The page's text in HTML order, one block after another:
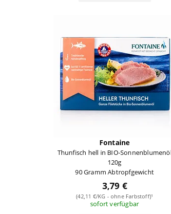
Fontaine
Thunfisch hell in BIO-
120g
90 Gramm Abtropfgewicht
3,79 €
(42,11 €/KG - ohne Farbstoff)¹
sofort verfügbar